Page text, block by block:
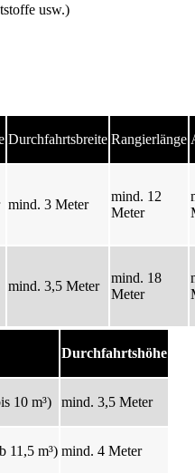
usw.)
Durchfahrtsbreite Rangierlänge
mind. 3 Meter
mind. 12
Meter
mind. 3,5 Meter
mind. 18
Meter
Durchfahrtshöhe
10 m³) mind. 3,5 Meter
11,5 m³) mind. 4 Meter